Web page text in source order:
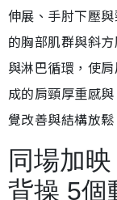
伸展、手肘下壓
的胸部肌群與斜
與淋巴循環，使
成的肩頸厚重感
覺改善與結構放鬆
同場加
背操 5個